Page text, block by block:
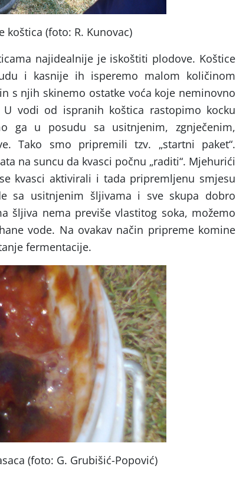
koštica (foto: R. Kunovac)
najidealnije je iskoštiti plodove. Koštice
i kasnije ih isperemo malom količinom
s njih skinemo ostatke voća koje neminovno
vodi od ispranih koštica rastopimo kocku
ga u posudu sa usitnjenim, zgnječenim,
Tako smo pripremili tzv. „startni paket“.
na suncu da kvasci počnu „raditi“. Mjehurići
kvasci aktivirali i tada pripremljenu smjesu
sa usitnjenim šljivama i sve skupa dobro
šljiva nema previše vlastitog soka, možemo
vode. Na ovakav način pripreme komine
fermentacije.
(foto: G. Grubišić-Popović)